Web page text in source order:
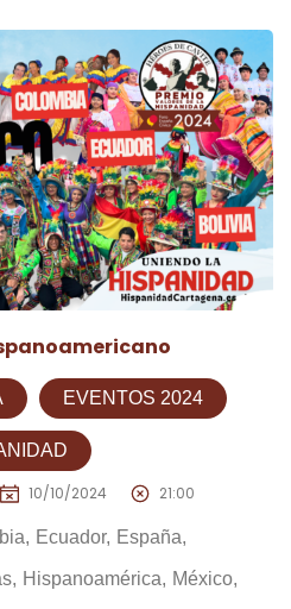
EVENTOS 2024
10/10/2024 21:00
Ecuador España
Hispanoamérica México